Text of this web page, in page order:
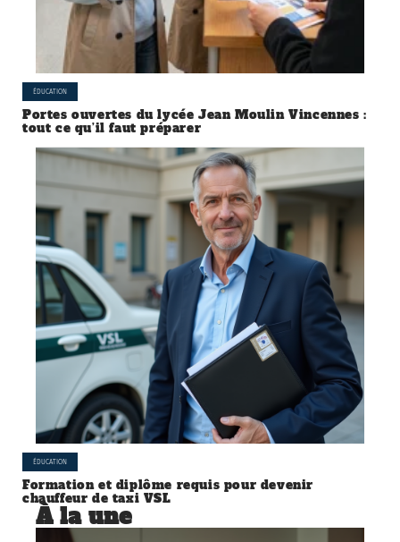
ÉDUCATION
Portes ouvertes du lycée Jean Moulin Vincennes :
tout ce qu’il faut préparer
ÉDUCATION
Formation et diplôme requis pour devenir
chauffeur de taxi VSL
À la une